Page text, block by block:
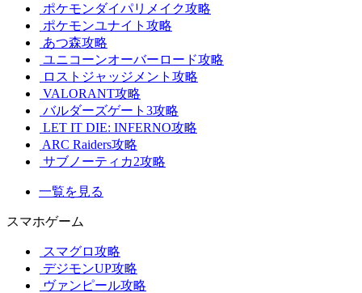
ポケモンダイパリメイク攻略
ポケモンユナイト攻略
あつ森攻略
ユニコーンオーバーロード攻略
ロストジャッジメント攻略
VALORANT攻略
バルダーズゲート3攻略
LET IT DIE: INFERNO攻略
ARC Raiders攻略
サブノーティカ2攻略
一覧を見る
スマホゲーム
スマグロ攻略
デジモンUP攻略
ヴァンピール攻略